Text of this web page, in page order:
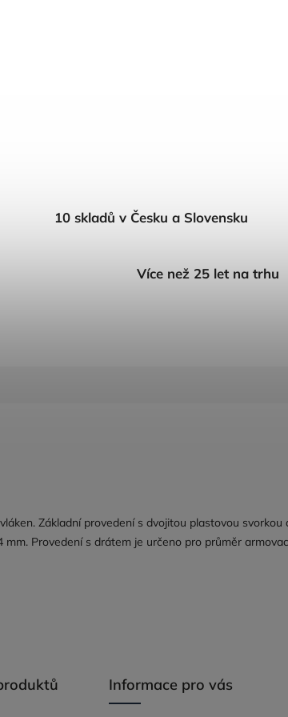
10 skladů v Česku a Slovensku
Více než 25 let na trhu
Základní provedení s dvojitou plastovou svorkou
Provedení s drátem je určeno pro průměr
Informace pro vás